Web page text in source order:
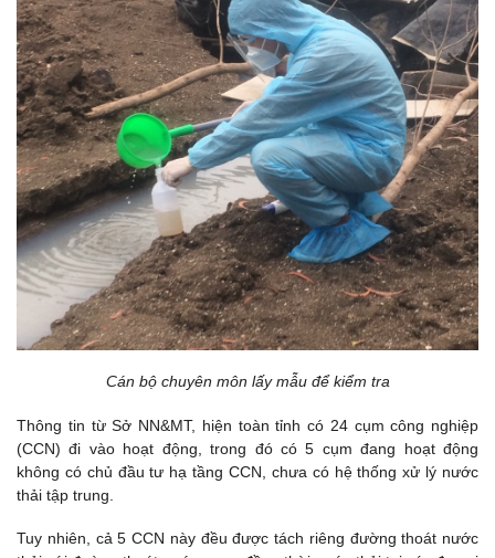
Cán bộ chuyên môn lấy mẫu để kiểm tra
Thông tin từ Sở NN&MT, hiện toàn tỉnh có 24 cụm công nghiệp
(CCN) đi vào hoạt động, trong đó có 5 cụm đang hoạt động
không có chủ đầu tư hạ tầng CCN, chưa có hệ thống xử lý nước
thải tập trung.
Tuy nhiên, cả 5 CCN này đều được tách riêng đường thoát nước